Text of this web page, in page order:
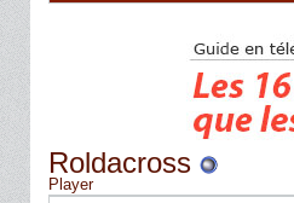
Roldacross
Player